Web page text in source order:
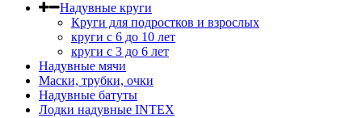
Надувные круги
Круги для подростков и взрослых
круги с 6 до 10 лет
круги c 3 до 6 лет
Надувные мячи
Маски, трубки, очки
Надувные батуты
Лодки надувные INTEX